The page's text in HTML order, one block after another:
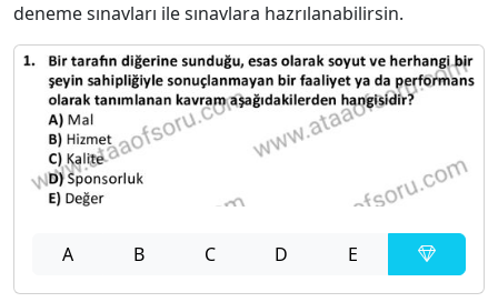
deneme sınavları ile sınavlara hazrılanabilirsin.
A B C D E